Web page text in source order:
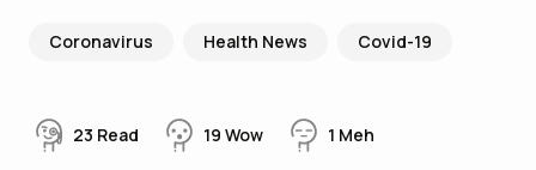
Coronavirus Health News Covid-19
23 Read 19 Wow 1 Meh